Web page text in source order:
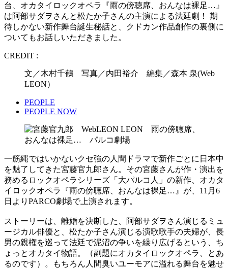
台、オカタイロックオペラ『雨の傍聴席、おんなは裸足…』
は阿部サダヲさんと松たか子さんの主演による法廷劇！ 期
待しかない新作舞台誕生秘話と、クドカン作品創作の裏側に
ついてもお話しいただきました。
CREDIT :
文／木村千鶴 写真／内田裕介 編集／森本 泉(Web
LEON）
PEOPLE
PEOPLE NOW
一筋縄ではいかないクセ強の人間ドラマで新作ごとに日本中
を魅了してきた宮藤官九郎さん。その宮藤さんが作・演出を
務めるロックオペラシリーズ「大パルコ人」の新作、オカタ
イロックオペラ『雨の傍聴席、おんなは裸足…』が、11月6
日よりPARCO劇場で上演されます。
ストーリーは、離婚を決断した、阿部サダヲさん演じるミュ
ージカル俳優と、松たか子さん演じる演歌歌手の夫婦が、長
男の親権を巡って法廷で泥沼の争いを繰り広げるという、ち
ょっとオカタイ物語。（副題にオカタイロックオペラ、とあ
るのです）。もちろん人間臭いユーモアに溢れる舞台を魅せ